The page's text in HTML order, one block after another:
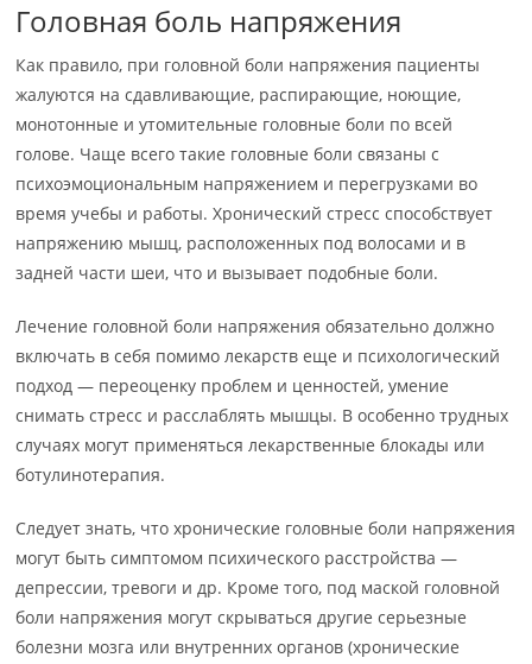
Головная боль напряжения
Как правило, при головной боли напряжения пациенты
жалуются на сдавливающие, распирающие, ноющие,
монотонные и утомительные головные боли по всей
голове. Чаще всего такие головные боли связаны с
психоэмоциональным напряжением и перегрузками во
время учебы и работы. Хронический стресс способствует
напряжению мышц, расположенных под волосами и в
задней части шеи, что и вызывает подобные боли.
Лечение головной боли напряжения обязательно должно
включать в себя помимо лекарств еще и психологический
подход — переоценку проблем и ценностей, умение
снимать стресс и расслаблять мышцы. В особенно трудных
случаях могут применяться лекарственные блокады или
ботулинотерапия.
Следует знать, что хронические головные боли напряжения
могут быть симптомом психического расстройства —
депрессии, тревоги и др. Кроме того, под маской головной
боли напряжения могут скрываться другие серьезные
болезни мозга или внутренних органов (хронические